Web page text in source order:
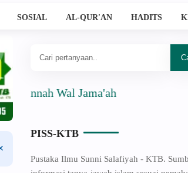
SOSIAL AL-QUR'AN HADITS
Wal Jama'ah
PISS-KTB
Pustaka Ilmu Sunni Salafiyah - KTB.